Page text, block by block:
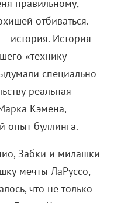
«технику
специально
реальная
Кэмена,
опыт буллинга.
Забки и милашки
мечты ЛаРуссо,
Джеки Чан могли
но
Который, без